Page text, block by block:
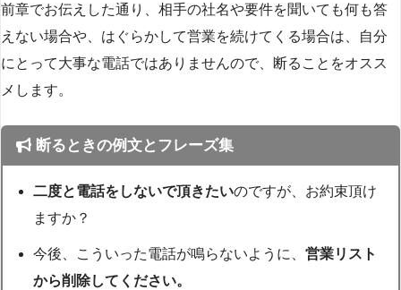
前章でお伝えした通り、相手の社名や要件を聞いても何も答
えない場合や、はぐらかして営業を続けてくる場合は、自分
にとって大事な電話ではありませんので、断ることをオスス
メします。
断るときの例文とフレーズ集
二度と電話をしないで頂きたいのですが、お約束頂け
ますか？
今後、こういった電話が鳴らないように、営業リスト
から削除してください。